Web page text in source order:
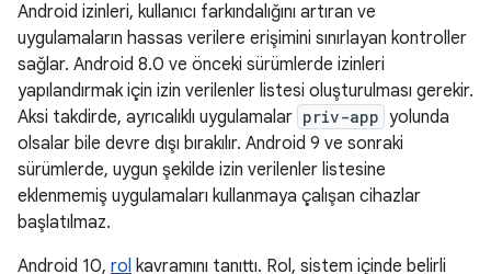
Android izinleri, kullanıcı farkındalığını artıran ve
uygulamaların hassas verilere erişimini sınırlayan kontroller
sağlar. Android 8.0 ve önceki sürümlerde izinleri
yapılandırmak için izin verilenler listesi oluşturulması gerekir.
Aksi takdirde, ayrıcalıklı uygulamalar priv-app yolunda
olsalar bile devre dışı bırakılır. Android 9 ve sonraki
sürümlerde, uygun şekilde izin verilenler listesine
eklenmemiş uygulamaları kullanmaya çalışan cihazlar
başlatılmaz.
Android 10, rol kavramını tanıttı. Rol, sistem içinde belirli